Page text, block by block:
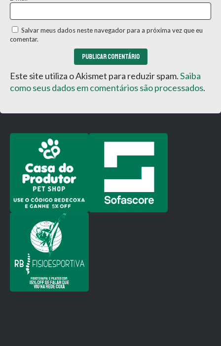
Salvar meus dados neste navegador para a próxima vez que eu
comentar.
Este site utiliza o Akismet para reduzir spam.Saiba
como seus dados em comentários são processados.